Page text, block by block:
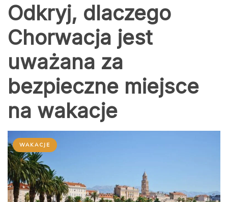
Odkryj, dlaczego
Chorwacja jest
uważana za
bezpieczne miejsce
na wakacje
WAKACJE